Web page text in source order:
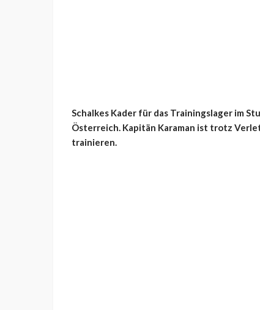
Schalkes Kader für das Trainingslager im
Österreich. Kapitän Karaman ist trotz
trainieren.